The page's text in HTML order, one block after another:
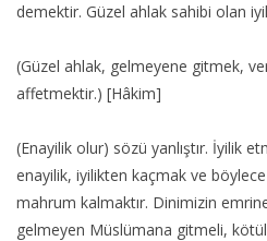
demektir. Güzel ahlak sahibi olan
(Güzel ahlak, gelmeyene gitmek,
affetmektir.) [Hâkim]
(Enayilik olur) sözü yanlıştır. İyilik
enayilik, iyilikten kaçmak ve
mahrum kalmaktır. Dinimizin
gelmeyen Müslümana gitmeli,